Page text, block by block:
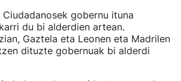
gobernu ituna
du bi alderdien artean.
Gaztela eta Leonen eta Madrilen
dituzte gobernuak bi alderdi